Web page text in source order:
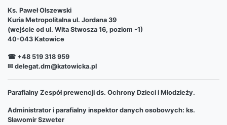
Ks. Paweł Olszewski
Kuria Metropolitalna ul. Jordana 39
(wejście od ul. Wita Stwosza 16, poziom -1)
40-043 Katowice
☎ +48 519 318 959
✉ delegat.dm@katowicka.pl
Parafialny Zespół prewencji ds. Ochrony Dzieci i Młodzieży.
Administrator i parafialny inspektor danych osobowych: ks.
Sławomir Szweter